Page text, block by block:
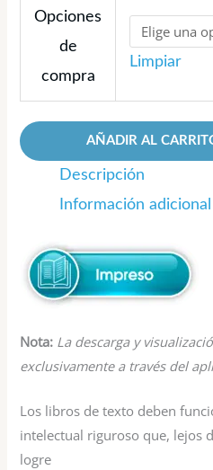
Opciones
de
compra
Limpiar
AÑADIR AL
Descripción
Información adicional
Nota: La descarga y
exclusivamente a través del
Los libros de texto deben
intelectual riguroso que, lejos
logre